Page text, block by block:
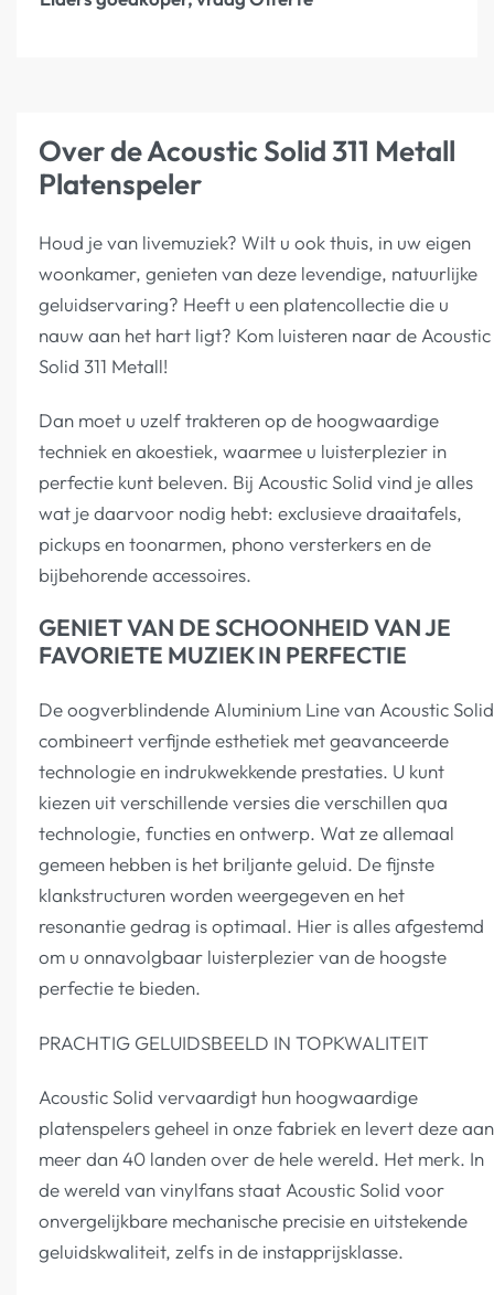
Over de Acoustic Solid 311 Metall
Platenspeler
Houd je van livemuziek? Wilt u ook thuis, in uw eigen
woonkamer, genieten van deze levendige, natuurlijke
geluidservaring? Heeft u een platencollectie die u
nauw aan het hart ligt? Kom luisteren naar de Acoustic
Solid 311 Metall!
Dan moet u uzelf trakteren op de hoogwaardige
techniek en akoestiek, waarmee u luisterplezier in
perfectie kunt beleven. Bij Acoustic Solid vind je alles
wat je daarvoor nodig hebt: exclusieve draaitafels,
pickups en toonarmen, phono versterkers en de
bijbehorende accessoires.
GENIET VAN DE SCHOONHEID VAN JE
FAVORIETE MUZIEK IN PERFECTIE
De oogverblindende Aluminium Line van Acoustic Solid
combineert verfijnde esthetiek met geavanceerde
technologie en indrukwekkende prestaties. U kunt
kiezen uit verschillende versies die verschillen qua
technologie, functies en ontwerp. Wat ze allemaal
gemeen hebben is het briljante geluid. De fijnste
klankstructuren worden weergegeven en het
resonantie gedrag is optimaal. Hier is alles afgestemd
om u onnavolgbaar luisterplezier van de hoogste
perfectie te bieden.
PRACHTIG GELUIDSBEELD IN TOPKWALITEIT
Acoustic Solid vervaardigt hun hoogwaardige
platenspelers geheel in onze fabriek en levert deze aan
meer dan 40 landen over de hele wereld. Het merk. In
de wereld van vinylfans staat Acoustic Solid voor
onvergelijkbare mechanische precisie en uitstekende
geluidskwaliteit, zelfs in de instapprijsklasse.